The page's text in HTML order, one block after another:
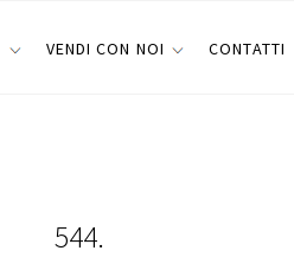
VENDI CON NOI CONTATTI
544